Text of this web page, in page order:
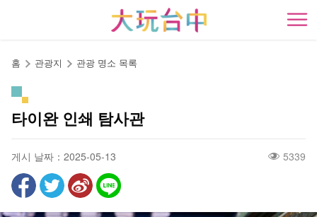
開
홈 관광지 관광 명소 목록
타이완 인쇄 탐사관
게시 날짜：2025-05-13 5339